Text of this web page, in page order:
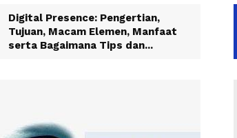
Digital Presence: Pengertian,
Tujuan, Macam Elemen, Manfaat
serta Bagaimana Tips dan...